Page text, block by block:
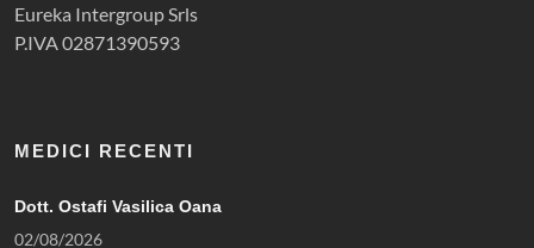
Eureka Intergroup Srls
P.IVA 02871390593
MEDICI RECENTI
Dott. Ostafi Vasilica Oana
02/08/2026